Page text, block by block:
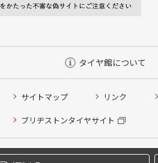
タイヤ館について
サイトマップ リンク
ブリヂストンタイヤサイト
全点検/タイヤ履き替え/オイル交換/その他
員専用タイヤ履き替え※タイヤ履き替えを
替え順番待ち予約 ※クローク契約会員の